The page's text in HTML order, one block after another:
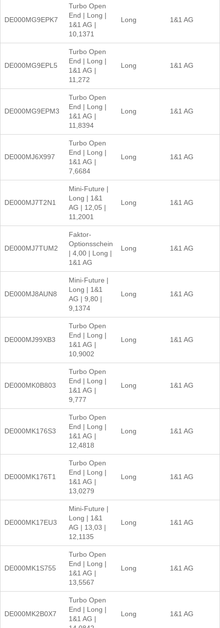
DE000MG9EPK7
Turbo Open
End | Long |
1&1 AG |
10,1371
Long 1&1 AG
DE000MG9EPL5
Turbo Open
End | Long |
1&1 AG |
11,272
Long 1&1 AG
DE000MG9EPM3
Turbo Open
End | Long |
1&1 AG |
11,8394
Long 1&1 AG
DE000MJ6X997
Turbo Open
End | Long |
1&1 AG |
7,6684
Long 1&1 AG
DE000MJ7T2N1
Mini-Future |
Long | 1&1
AG | 12,05 |
11,2001
Long 1&1 AG
DE000MJ7TUM2
Faktor-
Optionsschein
| 4,00 | Long |
1&1 AG
Long 1&1 AG
DE000MJ8AUN8
Mini-Future |
Long | 1&1
AG | 9,80 |
9,1374
Long 1&1 AG
DE000MJ99XB3
Turbo Open
End | Long |
1&1 AG |
10,9002
Long 1&1 AG
DE000MK0B803
Turbo Open
End | Long |
1&1 AG |
9,777
Long 1&1 AG
DE000MK176S3
Turbo Open
End | Long |
1&1 AG |
12,4818
Long 1&1 AG
DE000MK176T1
Turbo Open
End | Long |
1&1 AG |
13,0279
Long 1&1 AG
DE000MK17EU3
Mini-Future |
Long | 1&1
AG | 13,03 |
12,1135
Long 1&1 AG
DE000MK1S755
Turbo Open
End | Long |
1&1 AG |
13,5567
Long 1&1 AG
DE000MK2B0X7
Turbo Open
End | Long |
1&1 AG |
Long 1&1 AG